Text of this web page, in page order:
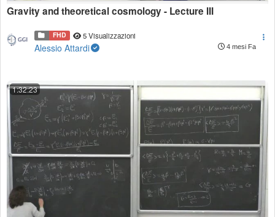
Gravity and theoretical cosmology - Lecture III
FHD 5 Visualizzazioni
Alessio Attardi 4 mesi Fa
1:32:23